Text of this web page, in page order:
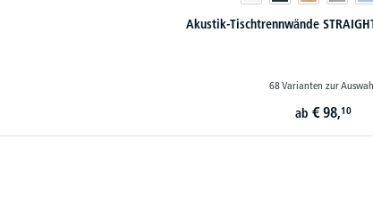
Akustik-Tischtrennwände
68 Varianten zur
ab € 98,10